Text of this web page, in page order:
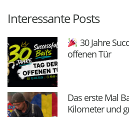
Interessante Posts
30 Jahre
offenen Tür
Das erste Mal
Kilometer und